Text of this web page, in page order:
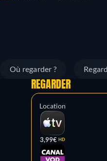
Où regarder ?
REGARDER
Location
3,99€ HD